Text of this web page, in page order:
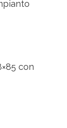
con